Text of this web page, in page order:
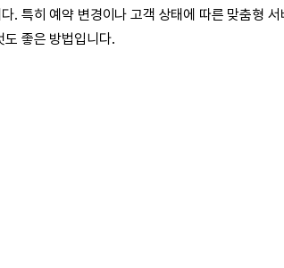
. 특히 예약 변경이나 고객 상태에 따른 맞춤형
좋은 방법입니다.